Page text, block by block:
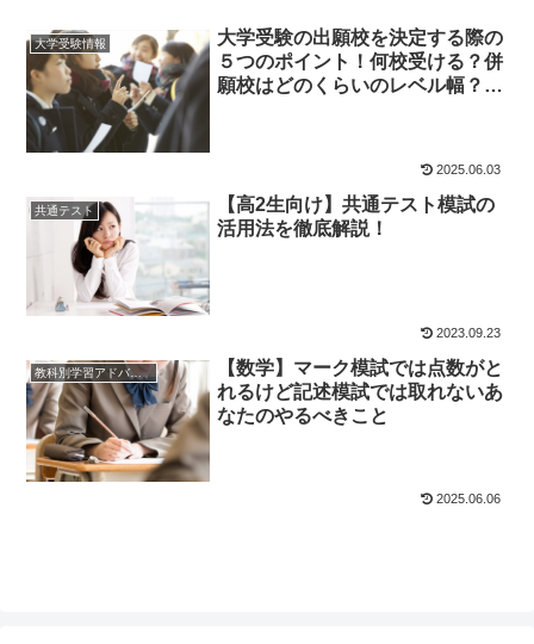
大学受験情報
大学受験の出願校を決定する際の
５つのポイント！何校受ける？併
願校はどのくらいのレベル幅？参
2025.06.03
共通テスト
【高2生向け】共通テスト模試の
活用法を徹底解説！
2023.09.23
教科別学習アドバイス
【数学】マーク模試では点数がと
れるけど記述模試では取れないあ
なたのやるべきこと
2025.06.06